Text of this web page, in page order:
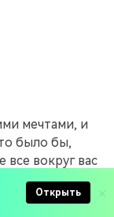
Открыть
мечтами, и
было бы,
все вокруг вас